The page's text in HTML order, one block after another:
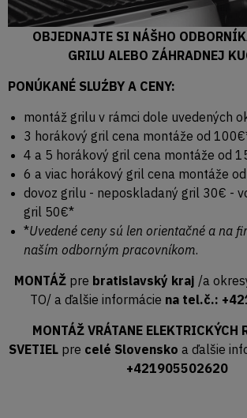
OBJEDNAJTE SI NÁŠHO
GRILU ALEBO ZÁHRADNEJ
PONÚKANÉ SLUŹBY A CENY:
montáž grilu v rámci dole uvedených
3 horákový gril cena montáže od
4 a 5 horákový gril cena montáže od
6 a viac horákový gril cena montáže
dovoz grilu - neposkladaný gril 30€ -
gril 50€*
*Uvedené ceny sú len orientačné a na
naším odborným pracovníkom.
MONTÁŽ pre bratislavský kraj /a
TO/ a ďalšie informácie na tel.č.:
MONTÁŽ VRÁTANE ELEKTRICKÝCH
SVETIEL pre celé Slovensko a ďalšie
+421905502620